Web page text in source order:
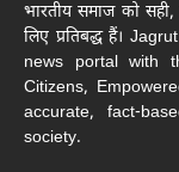
भारतीय समाज को
लिए प्रतिबद्ध हैं।
news portal with
Citizens,
accurate, fact-
society.